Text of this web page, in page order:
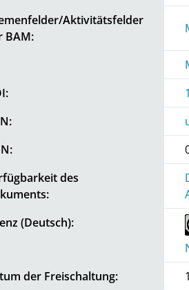
Aktivitätsfelder
BAM:
des
(Deutsch):
der Freischaltung: